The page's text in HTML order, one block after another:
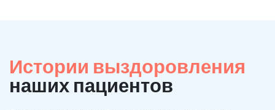
Истории выздоровления
наших пациентов